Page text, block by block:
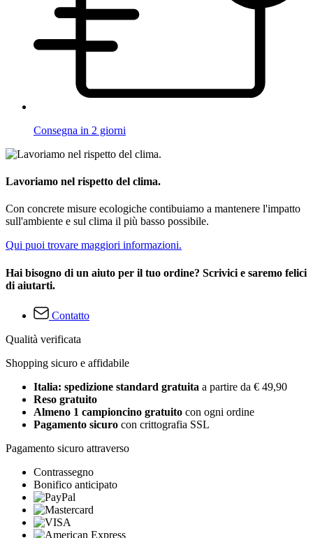
Consegna in 2 giorni
Lavoriamo nel rispetto del clima.
Con concrete misure ecologiche contibuiamo a mantenere l'impatto
sull'ambiente e sul clima il più basso possibile.
Qui puoi trovare maggiori informazioni.
Hai bisogno di un aiuto per il tuo ordine? Scrivici e saremo felici
di aiutarti.
Contatto
Qualità verificata
Shopping sicuro e affidabile
Italia: spedizione standard gratuita a partire da € 49,90
Reso gratuito
Almeno 1 campioncino gratuito con ogni ordine
Pagamento sicuro con crittografia SSL
Pagamento sicuro attraverso
Contrassegno
Bonifico anticipato